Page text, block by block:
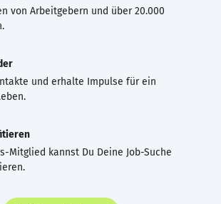
von Arbeitgebern und über 20.000
und erhalte Impulse für ein
Mitglied kannst Du Deine Job-Suche